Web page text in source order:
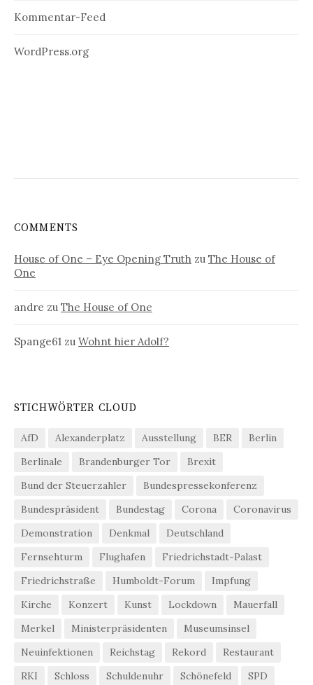
Kommentar-Feed
WordPress.org
COMMENTS
House of One – Eye Opening Truth zu The House of
One
andre zu The House of One
Spange61 zu Wohnt hier Adolf?
STICHWÖRTER CLOUD
AfD Alexanderplatz Ausstellung BER
Berlin
Berlinale
Brandenburger Tor
Brexit
Bund der Steuerzahler
Bundespressekonferenz
Bundespräsident
Bundestag Corona
Coronavirus
Demonstration
Denkmal
Deutschland
Fernsehturm
Flughafen
Friedrichstadt-Palast
Friedrichstraße
Humboldt-Forum
Impfung
Kirche
Konzert Kunst Lockdown
Mauerfall
Merkel
Ministerpräsidenten
Museumsinsel
Neuinfektionen
Reichstag Rekord
Restaurant
RKI
Schloss Schuldenuhr Schönefeld SPD